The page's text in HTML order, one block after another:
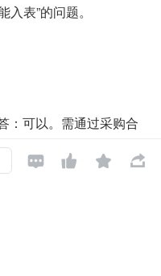
表”的问题。
：可以。需通过采购合
，若为授权使用且自
易，确认为存货。
   